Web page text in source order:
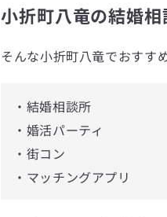
小折町八竜の結婚
そんな小折町八竜でおすす
・結婚相談所
・婚活パーティ
・街コン
・マッチングアプリ